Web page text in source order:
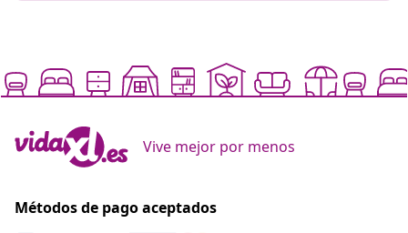
Vive mejor por menos
Métodos de pago aceptados